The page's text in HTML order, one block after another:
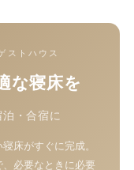
ストハウス
な寝床を
・合宿に
床がすぐに完成。
必要なときに必要